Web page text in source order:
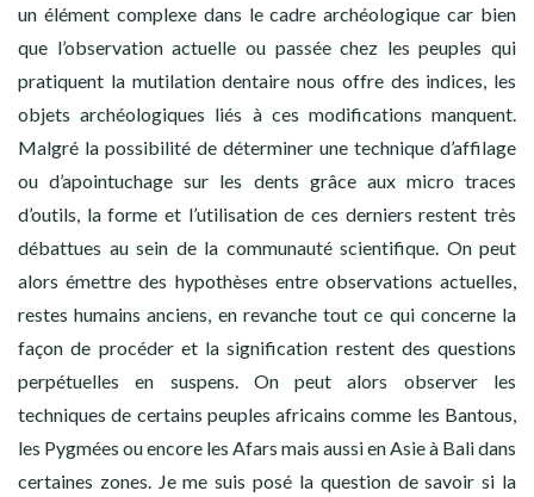
un élément complexe dans le cadre archéologique car bien
que l’observation actuelle ou passée chez les peuples qui
pratiquent la mutilation dentaire nous offre des indices, les
objets archéologiques liés à ces modifications manquent.
Malgré la possibilité de déterminer une technique d’affilage
ou d’apointuchage sur les dents grâce aux micro traces
d’outils, la forme et l’utilisation de ces derniers restent très
débattues au sein de la communauté scientifique. On peut
alors émettre des hypothèses entre observations actuelles,
restes humains anciens, en revanche tout ce qui concerne la
façon de procéder et la signification restent des questions
perpétuelles en suspens. On peut alors observer les
techniques de certains peuples africains comme les Bantous,
les Pygmées ou encore les Afars mais aussi en Asie à Bali dans
certaines zones. Je me suis posé la question de savoir si la